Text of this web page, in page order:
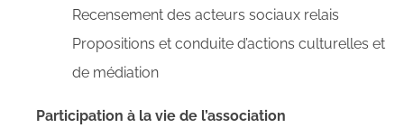
Recensement des acteurs sociaux relais
Propositions et conduite d’actions culturelles et
de médiation
Participation à la vie de l’association